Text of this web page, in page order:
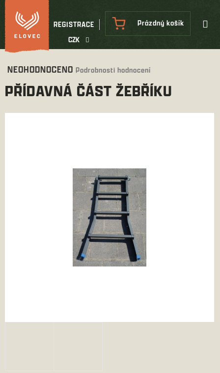
Přejít
na
obsah
CZK
REGISTRACE
NÁKUPNÍ
KOŠÍK
Prázdný košík
Průměrné
produktu
0,0
NEOHODNOCENO Podrobnosti hodnocení
PŘÍDAVNÁ ČÁST ŽEBŘÍKU